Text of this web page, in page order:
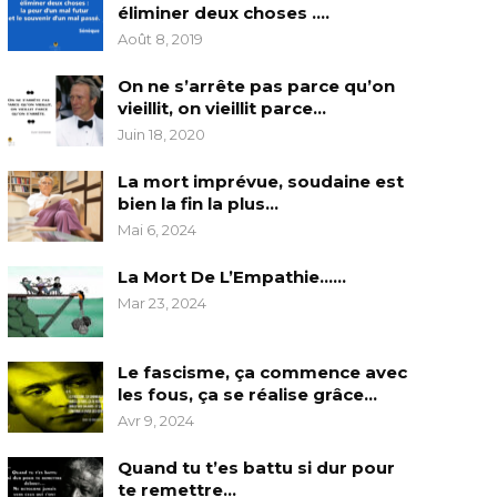
éliminer deux choses ….
Août 8, 2019
On ne s’arrête pas parce qu’on
vieillit, on vieillit parce…
Juin 18, 2020
La mort imprévue, soudaine est
bien la fin la plus…
Mai 6, 2024
La Mort De L’Empathie……
Mar 23, 2024
Le fascisme, ça commence avec
les fous, ça se réalise grâce…
Avr 9, 2024
Quand tu t’es battu si dur pour
te remettre…